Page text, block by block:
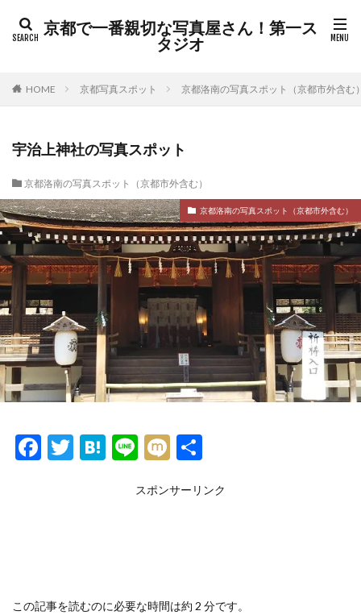
京都で一番親切な写真屋さん！第一ス
タジオ
HOME 京都写真スポット 京都洛南の写真スポット（京都市外含む
宇治上神社の写真スポット
京都洛南の写真スポット（京都市外含む）
京都洛南の写真スポット（京都市外含む）
F
k
T
H Li
e
M
スポンサーリンク
この記事を読むのに必要な時間は約 2 分です。